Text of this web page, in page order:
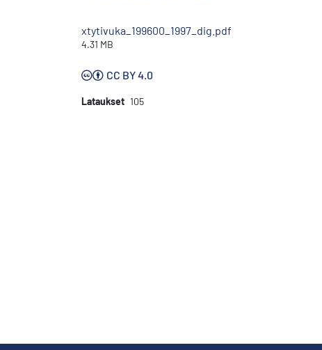
xtytivuka_199600_1997_dig.pdf
4.31 MB
CC BY 4.0
Lataukset 105